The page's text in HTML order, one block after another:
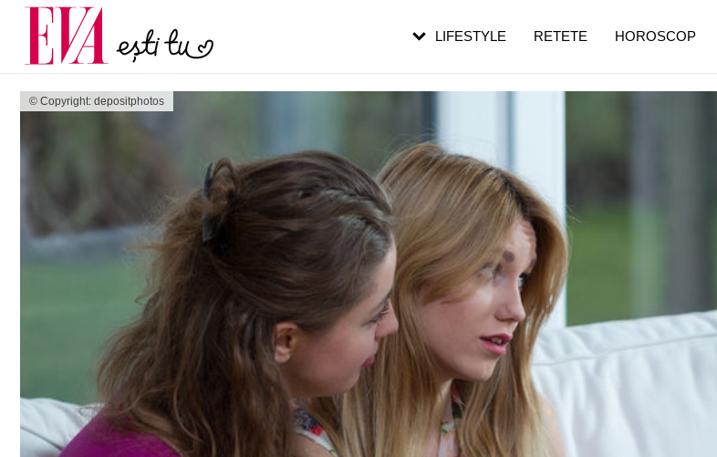
© Copyright: depositphotos
LIFESTYLE RETETE HOROSCOP
Carieră
Actualitate
pe măsură ce înaintezi în vârstă
de dureroasă este